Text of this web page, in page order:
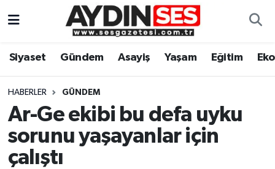
Siyaset Gündem Asayiş Yaşam Eğitim
HABERLER GÜNDEM
Ar-Ge ekibi bu defa uyku
sorunu yaşayanlar için
çalıştı
Gündem
Siyaset
Ekonomi
Aydın Hava Durumu
Aydin Namaz Vakitleri
Aydın Trafik Yoğunluk Haritası